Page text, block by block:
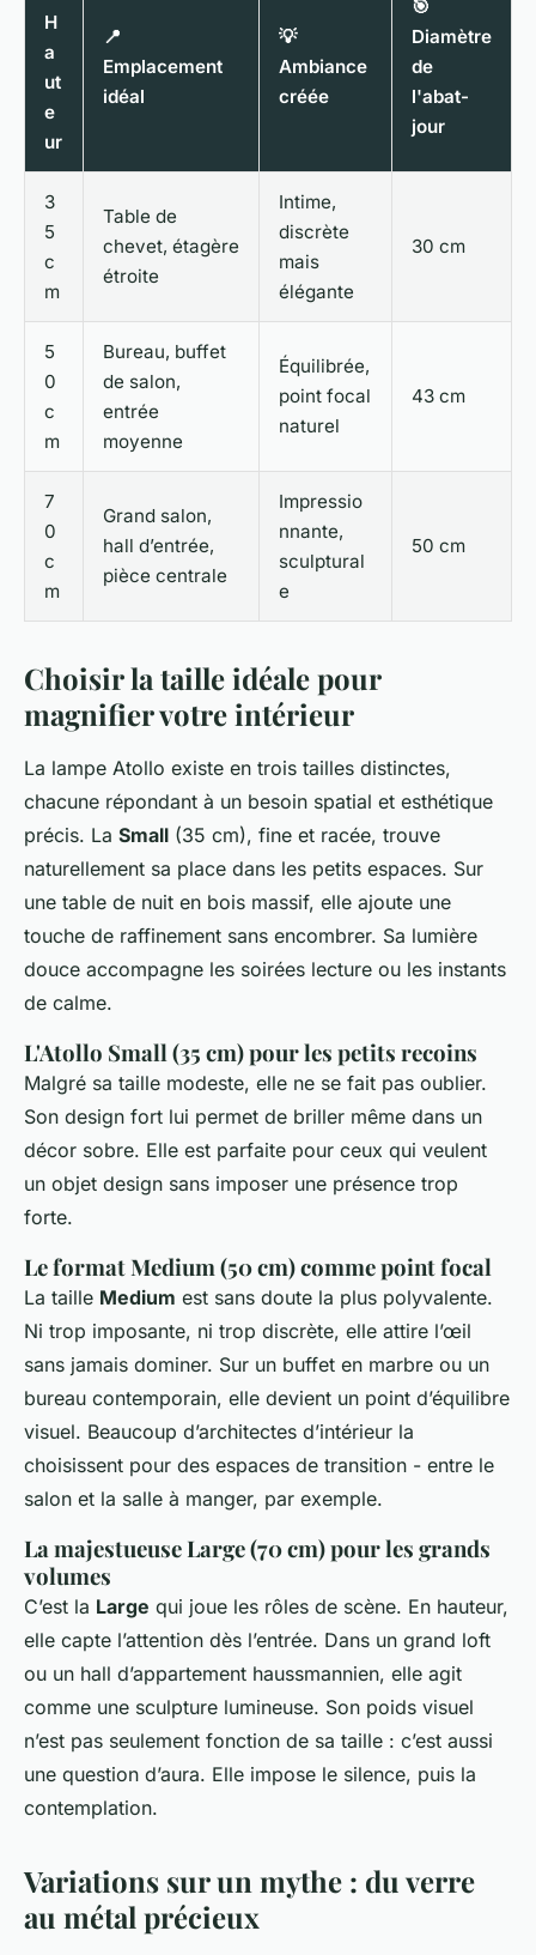
H
a
ut
e
ur
📍
Emplacement
idéal
💡
Ambiance
créée
🎯
Diamètre
de
l'abat-
jour
3
5
c
m
Table de
chevet, étagère
étroite
Intime,
discrète
mais
élégante
30 cm
5
0
c
m
Bureau, buffet
de salon,
entrée
moyenne
Équilibrée,
point focal
naturel
43 cm
7
0
c
m
Grand salon,
hall d’entrée,
pièce centrale
Impressio
nnante,
sculptural
e
50 cm
Choisir la taille idéale pour
magnifier votre intérieur
La lampe Atollo existe en trois tailles distinctes,
chacune répondant à un besoin spatial et esthétique
précis. La Small (35 cm), fine et racée, trouve
naturellement sa place dans les petits espaces. Sur
une table de nuit en bois massif, elle ajoute une
touche de raffinement sans encombrer. Sa lumière
douce accompagne les soirées lecture ou les instants
de calme.
L'Atollo Small (35 cm) pour les petits recoins
Malgré sa taille modeste, elle ne se fait pas oublier.
Son design fort lui permet de briller même dans un
décor sobre. Elle est parfaite pour ceux qui veulent
un objet design sans imposer une présence trop
forte.
Le format Medium (50 cm) comme point focal
La taille Medium est sans doute la plus polyvalente.
Ni trop imposante, ni trop discrète, elle attire l’œil
sans jamais dominer. Sur un buffet en marbre ou un
bureau contemporain, elle devient un point d’équilibre
visuel. Beaucoup d’architectes d’intérieur la
choisissent pour des espaces de transition - entre le
salon et la salle à manger, par exemple.
La majestueuse Large (70 cm) pour les grands
volumes
C’est la Large qui joue les rôles de scène. En hauteur,
elle capte l’attention dès l’entrée. Dans un grand loft
ou un hall d’appartement haussmannien, elle agit
comme une sculpture lumineuse. Son poids visuel
n’est pas seulement fonction de sa taille : c’est aussi
une question d’aura. Elle impose le silence, puis la
contemplation.
Variations sur un mythe : du verre
au métal précieux